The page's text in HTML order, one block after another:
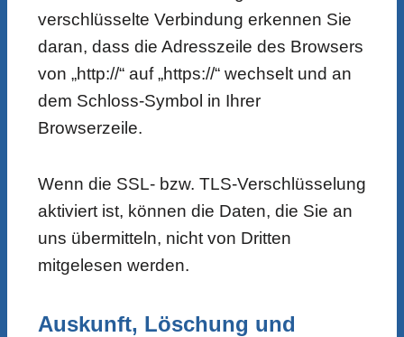
verschlüsselte Verbindung erkennen Sie
daran, dass die Adresszeile des Browsers
von „http://“ auf „https://“ wechselt und an
dem Schloss-Symbol in Ihrer
Browserzeile.
Wenn die SSL- bzw. TLS-Verschlüsselung
aktiviert ist, können die Daten, die Sie an
uns übermitteln, nicht von Dritten
mitgelesen werden.
Auskunft, Löschung und